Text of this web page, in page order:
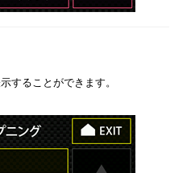
することができます。